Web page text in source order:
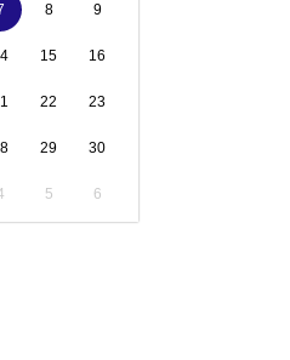
8 9
15 16
22 23
29 30
5 6